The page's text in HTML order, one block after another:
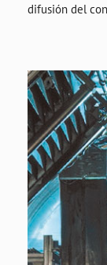
difusión del